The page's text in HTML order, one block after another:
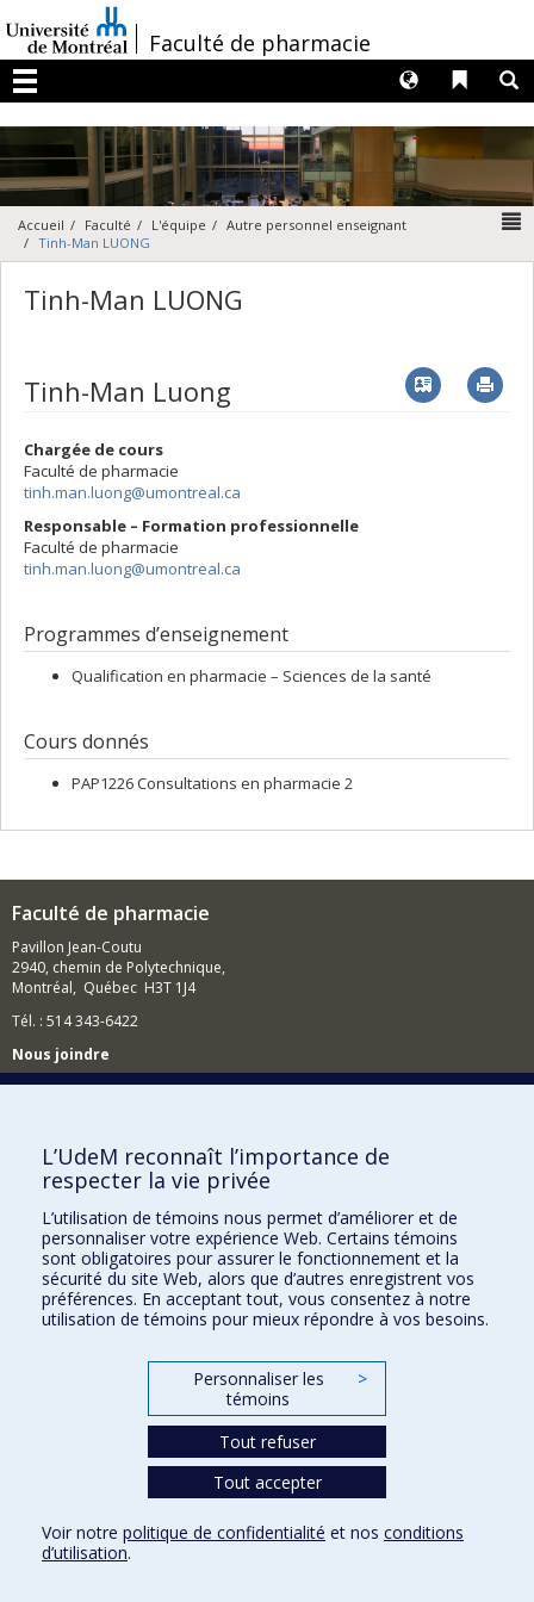
au
contenu
/Faculté de pharmacie
Menu
Liens
Langues
Accueil Faculté L'équipe
Autre personnel enseignant
Tinh-Man LUONG
Tinh-Man LUONG
Tinh-Man Luong Vcard
Chargée de cours
Faculté de pharmacie
tinh.man.luong@umontreal.ca
Responsable – Formation professionnelle
Faculté de pharmacie
tinh.man.luong@umontreal.ca
Programmes d’enseignement
Qualification en pharmacie – Sciences de la santé
Cours donnés
PAP1226 Consultations en pharmacie 2
Faculté de pharmacie
Pavillon Jean-Coutu
2940, chemin de Polytechnique,
Montréal, Québec H3T 1J4
Tél. : 514 343-6422
Nous joindre
Nous trouver
Plan du site
Accessibilité
Conditions d’utilisation
L’UdeM reconnaît l’importance de
respecter la vie privée
L’utilisation de témoins nous permet d’améliorer et de
personnaliser votre expérience Web. Certains témoins
sont obligatoires pour assurer le fonctionnement et la
sécurité du site Web, alors que d’autres enregistrent vos
préférences. En acceptant tout, vous consentez à notre
utilisation de témoins pour mieux répondre à vos besoins.
Personnaliser les
témoins
>
Tout refuser
Tout accepter
Voir notre politique de confidentialité et nos conditions
d’utilisation.